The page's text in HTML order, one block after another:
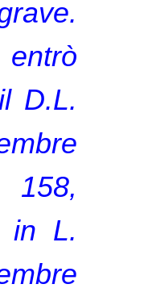
D.L.
in L.